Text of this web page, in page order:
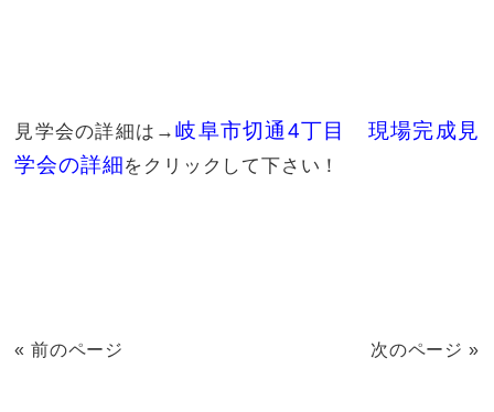
見学会の詳細は→岐阜市切通4丁目 現場完成見
学会の詳細をクリックして下さい！
« 前のページ 次のページ »